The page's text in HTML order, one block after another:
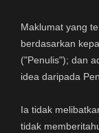
Maklumat yang
berdasarkan
("Penulis"); dan
idea daripada
Ia tidak
tidak